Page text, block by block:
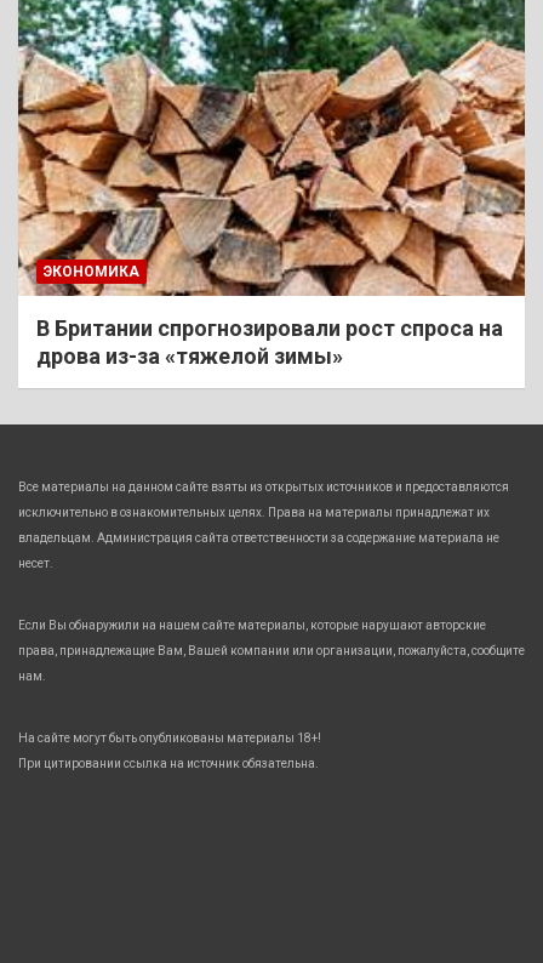
ЭКОНОМИКА
В Британии спрогнозировали рост спроса на
дрова из-за «тяжелой зимы»
Все материалы на данном сайте взяты из открытых источников и предоставляются
исключительно в ознакомительных целях. Права на материалы принадлежат их
владельцам. Администрация сайта ответственности за содержание материала не
несет.
Если Вы обнаружили на нашем сайте материалы, которые нарушают авторские
права, принадлежащие Вам, Вашей компании или организации, пожалуйста, сообщите
нам.
На сайте могут быть опубликованы материалы 18+!
При цитировании ссылка на источник обязательна.